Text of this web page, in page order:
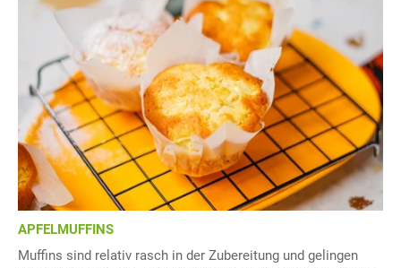
APFELMUFFINS
Muffins sind relativ rasch in der Zubereitung und gelingen